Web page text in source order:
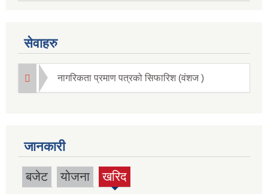
सेवाहरु
नागरिकता प्रमाण पत्रको सिफारिश (वंशज )
जानकारी
बजेट योजना खरिद
(active